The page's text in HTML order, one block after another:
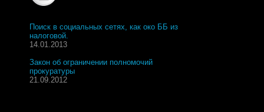
Поиск в социальных сетях, как око ББ из
налоговой.
14.01.2013
Закон об ограничении полномочий
прокуратуры
21.09.2012